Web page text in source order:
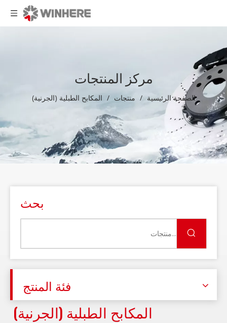
مركز المنتجات
الصفحة الرئيسية / منتجات / المكابح الطبلية (الجرنية)
بحث
فئة المنتج
المكابح الطبلية (الجرنية)